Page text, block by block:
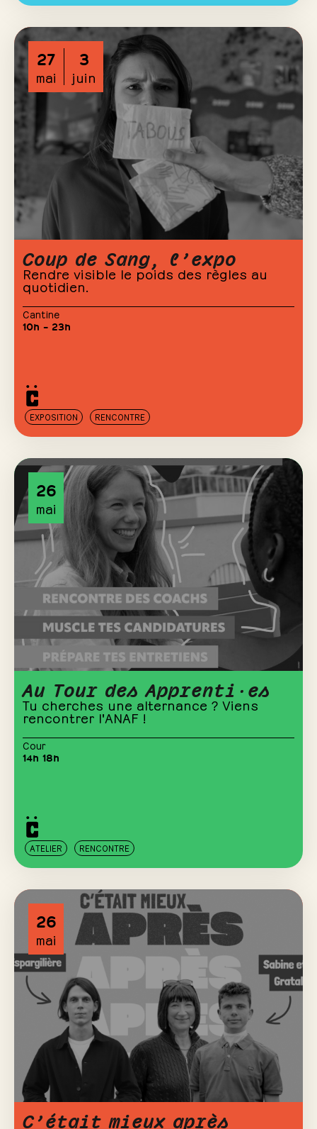
27
mai
3
juin
Coup de Sang, l’expo
Rendre visible le poids des règles au
quotidien.
Cantine
10h – 23h
EXPOSITION RENCONTRE
26
mai
Au Tour des Apprenti·es
Tu cherches une alternance ? Viens
rencontrer l'ANAF !
Cour
14h 18h
ATELIER RENCONTRE
26
mai
C’était mieux après